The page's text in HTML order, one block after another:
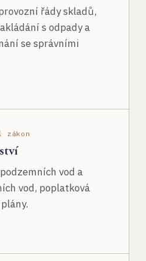
řády skladů,
s odpady a
se správními
zákon
vod a
vod, poplatková